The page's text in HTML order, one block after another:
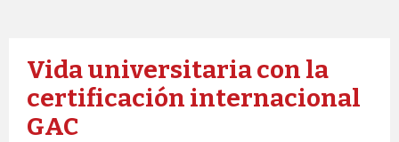
Vida universitaria con la
certificación internacional
GAC